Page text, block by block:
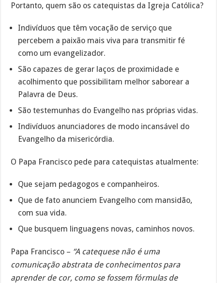
Portanto, quem são os catequistas da Igreja Católica?
Indivíduos que têm vocação de serviço que
percebem a paixão mais viva para transmitir fé
como um evangelizador.
São capazes de gerar laços de proximidade e
acolhimento que possibilitam melhor saborear a
Palavra de Deus.
São testemunhas do Evangelho nas próprias vidas.
Indivíduos anunciadores de modo incansável do
Evangelho da misericórdia.
O Papa Francisco pede para catequistas atualmente:
Que sejam pedagogos e companheiros.
Que de fato anunciem Evangelho com mansidão,
com sua vida.
Que busquem linguagens novas, caminhos novos.
Papa Francisco – “A catequese não é uma
comunicação abstrata de conhecimentos para
aprender de cor, como se fossem fórmulas de